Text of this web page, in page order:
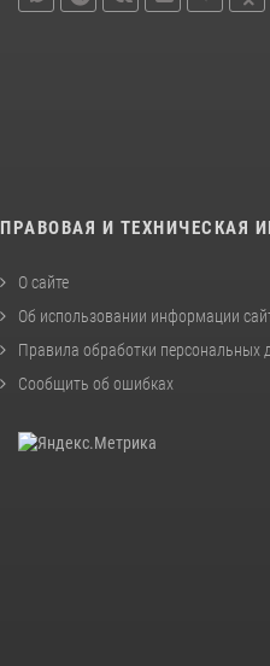
ПРАВОВАЯ И ТЕХНИЧЕСКАЯ
О сайте
Об использовании информации
Правила обработки персональных
Сообщить об ошибках